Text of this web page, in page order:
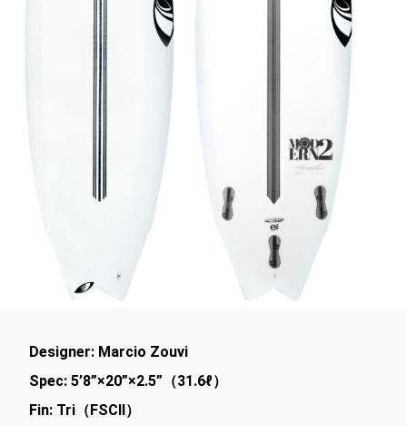
Designer: Marcio Zouvi
Spec: 5’8”×20”×2.5”（31.6ℓ）
Fin: Tri（FSCⅡ）